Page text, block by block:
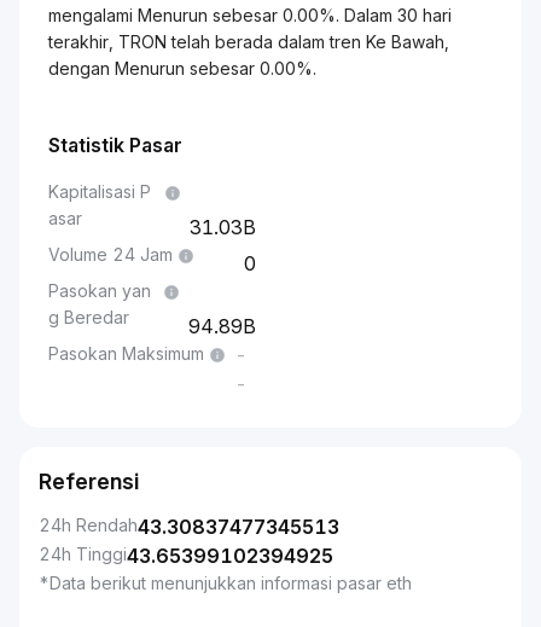
mengalami Menurun sebesar 0.00%. Dalam 30 hari
terakhir, TRON telah berada dalam tren Ke Bawah,
dengan Menurun sebesar 0.00%.
Statistik Pasar
Kapitalisasi P
asar
31.03B
Volume 24 Jam 0
Pasokan yan
g Beredar
94.89B
Pasokan Maksimum
-
-
Referensi
24h Rendah43.30837477345513
24h Tinggi43.65399102394925
*Data berikut menunjukkan informasi pasar eth